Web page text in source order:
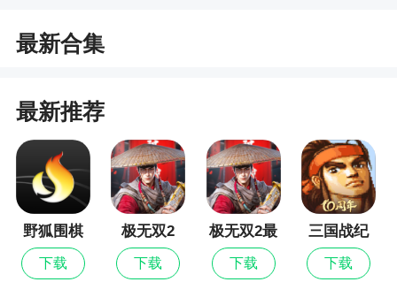
最新合集
最新推荐
野狐围棋
下载
极无双2
下载
极无双2最
新版
下载
三国战纪
下载